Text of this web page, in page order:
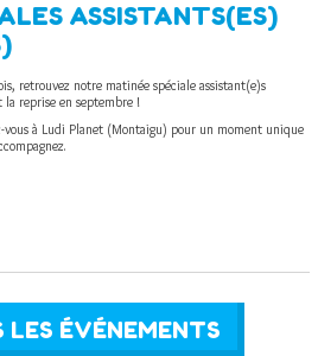
ASSISTANTS(ES)
retrouvez notre matinée spéciale assistant(e)s
reprise en septembre !
à Ludi Planet (Montaigu) pour un moment unique
LES ÉVÉNEMENTS